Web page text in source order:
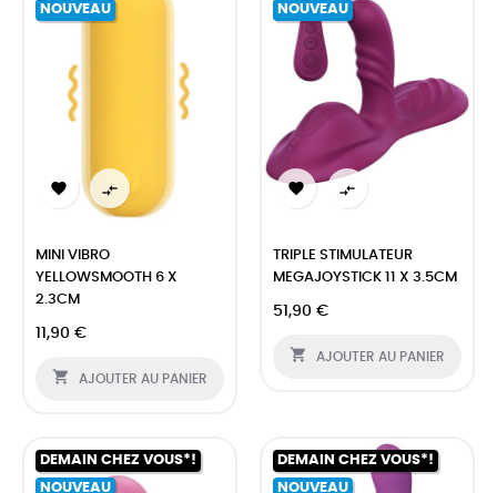
NOUVEAU
 
MINI VIBRO
YELLOWSMOOTH 6 X
2.3CM
11,90 €
 AJOUTER AU PANIER
NOUVEAU
 
TRIPLE STIMULATEUR
MEGAJOYSTICK 11 X 3.5CM
51,90 €
 AJOUTER AU PANIER
DEMAIN CHEZ VOUS*!
NOUVEAU
DEMAIN CHEZ VOUS*!
NOUVEAU